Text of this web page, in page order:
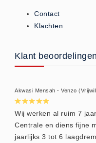
Nieuws
Contact
Klachten
Privacy
Retourneren
Algemene Voorwaarden
Vacatures
Contact
Klachten
Klant beoordelingen
Akwasi Mensah - Venzo
Wij werken al ruim 7
Centrale en diens fijne
jaarlijks 3 tot 6